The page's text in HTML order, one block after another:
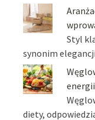
Styl
synonim
diety,